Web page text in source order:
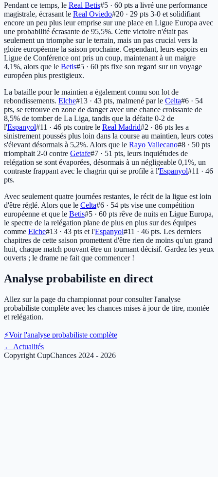
Pendant ce temps, le Real Betis#5 · 60 pts a livré une performance
magistrale, écrasant le Real Oviedo#20 · 29 pts 3-0 et solidifiant
encore un peu plus leur emprise sur une place en Ligue Europa avec
une probabilité écrasante de 95,5%. Cette victoire n'était pas
seulement un triomphe sur le terrain, mais un pas crucial vers la
gloire européenne la saison prochaine. Cependant, leurs espoirs en
Ligue de Conférence ont pris un coup, maintenant à un maigre
4,1%, alors que le Betis#5 · 60 pts fixe son regard sur un voyage
européen plus prestigieux.
La bataille pour le maintien a également connu son lot de
rebondissements. Elche#13 · 43 pts, malmené par le Celta#6 · 54
pts, se retrouve en zone de danger avec une chance croissante de
8,5% de tomber de La Liga, tandis que la défaite 0-2 de
l'Espanyol#11 · 46 pts contre le Real Madrid#2 · 86 pts les a
sinistrement poussés plus loin dans la course au maintien, leurs cotes
s'élevant désormais à 5,2%. Alors que le Rayo Vallecano#8 · 50 pts
triomphait 2-0 contre Getafe#7 · 51 pts, leurs inquiétudes de
relégation se sont évaporées, désormais à un négligeable 0,1%, un
contraste frappant avec le chagrin qui se profile à l'Espanyol#11 · 46
pts.
Avec seulement quatre journées restantes, le récit de la ligue est loin
d'être réglé. Alors que le Celta#6 · 54 pts vise une compétition
européenne et que le Betis#5 · 60 pts rêve de nuits en Ligue Europa,
le spectre de la relégation plane de plus en plus sur des équipes
comme Elche#13 · 43 pts et l'Espanyol#11 · 46 pts. Les derniers
chapitres de cette saison promettent d'être rien de moins qu'un grand
huit, chaque match pouvant être un tournant décisif. Gardez les yeux
ouverts ; le drame ne fait que commencer !
Analyse probabiliste en direct
Allez sur la page du championnat pour consulter l'analyse
probabiliste complète avec les chances mises à jour de titre, montée
et relégation.
⚡Voir l'analyse probabiliste complète
← Actualités
Copyright CupChances 2024 - 2026